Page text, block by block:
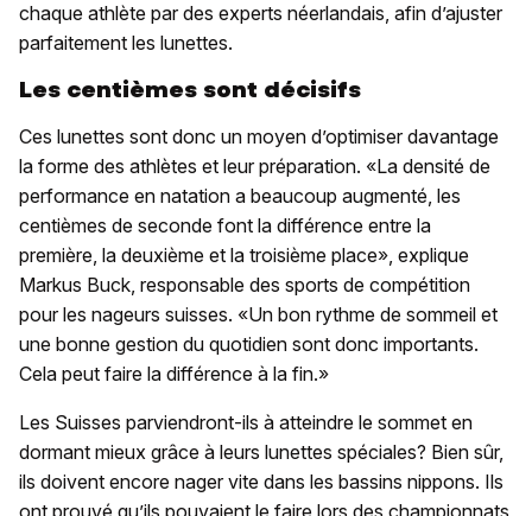
chaque athlète par des experts néerlandais, afin d’ajuster
parfaitement les lunettes.
Les centièmes sont décisifs
Ces lunettes sont donc un moyen d’optimiser davantage
la forme des athlètes et leur préparation. «La densité de
performance en natation a beaucoup augmenté, les
centièmes de seconde font la différence entre la
première, la deuxième et la troisième place», explique
Markus Buck, responsable des sports de compétition
pour les nageurs suisses. «Un bon rythme de sommeil et
une bonne gestion du quotidien sont donc importants.
Cela peut faire la différence à la fin.»
Les Suisses parviendront-ils à atteindre le sommet en
dormant mieux grâce à leurs lunettes spéciales? Bien sûr,
ils doivent encore nager vite dans les bassins nippons. Ils